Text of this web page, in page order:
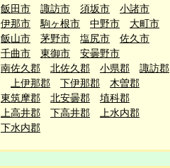
飯田市
諏訪市 須坂市
小諸市
伊那市
駒ヶ根市 中野市
大町市
飯山市
茅野市 塩尻市
佐久市
千曲市
東御市
安曇野市
南佐久郡
北佐久郡 小県郡
諏訪郡
上伊那郡
下伊那郡
木曽郡
東筑摩郡
北安曇郡
埴科郡
上高井郡
下高井郡
上水内郡
下水内郡